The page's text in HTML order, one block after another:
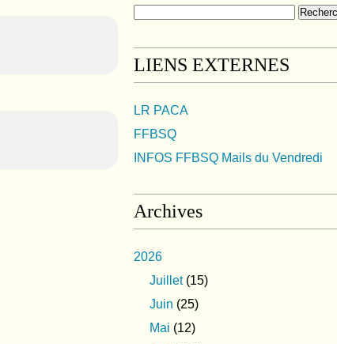
LIENS EXTERNES
LR PACA
FFBSQ
INFOS FFBSQ Mails du Vendredi
Archives
2026
Juillet(15)
Juin (25)
Mai (12)